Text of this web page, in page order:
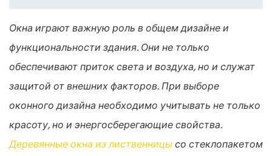
Окна играют важную роль в общем дизайне и
функциональности здания. Они не только
обеспечивают приток света и воздуха, но и служат
защитой от внешних факторов. При выборе
оконного дизайна необходимо учитывать не только
красоту, но и энергосберегающие свойства.
Деревянные окна из лиственницысо стеклопакетом